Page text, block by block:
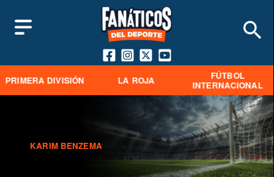
PRIMERA DIVISIÓN LA ROJA
FÚTBOL
INTERNACIONAL
KARIM BENZEMA